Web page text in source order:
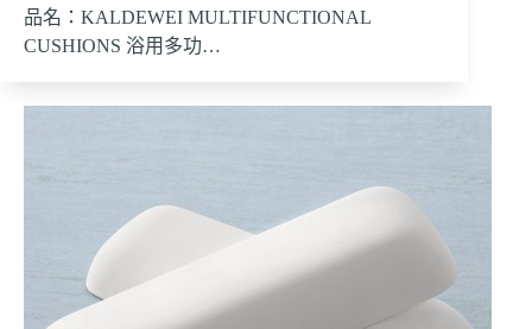
品名：KALDEWEI MULTIFUNCTIONAL
CUSHIONS 浴用多功…